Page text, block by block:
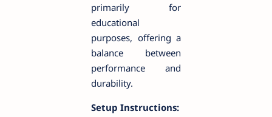
primarily for
educational
purposes, offering a
balance between
performance and
durability.
Setup Instructions: